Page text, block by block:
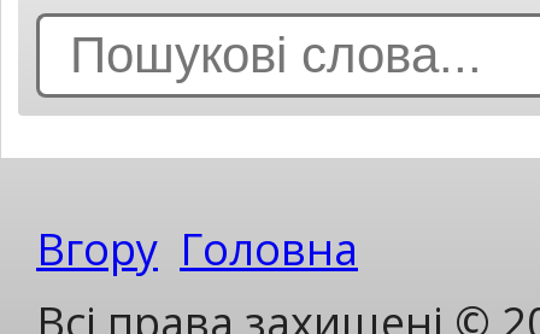
Search
for:
Вгору Головна